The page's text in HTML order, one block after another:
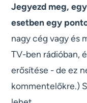
Jegyezd meg,
esetben egy
nagy cég vagy és
TV-ben rádióban,
erősítése - de ez
kommentelőkre.)